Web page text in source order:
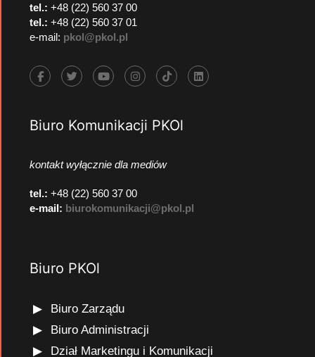
tel.: +48 (22) 560 37 00
tel.: +48 (22) 560 37 01
e-mail: pkol@pkol.pl
Biuro Komunikacji PKOl
kontakt wyłącznie dla mediów
tel.: +48 (22) 560 37 00
e-mail: biurokomunikacji@pkol.pl
Biuro PKOl
Biuro Zarządu
Biuro Administracji
Dział Marketingu i Komunikacji